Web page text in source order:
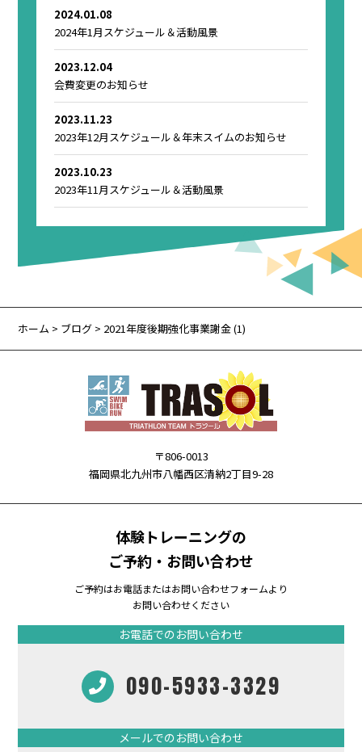
2024.01.08
2024年1月スケジュール＆活動風景
2023.12.04
会費変更のお知らせ
2023.11.23
2023年12月スケジュール＆年末スイムのお知らせ
2023.10.23
2023年11月スケジュール＆活動風景
ホーム > ブログ > 2021年度後期強化事業謝金 (1)
〒806-0013
福岡県北九州市八幡西区清納2丁目9-28
体験トレーニングの
ご予約・お問い合わせ
ご予約はお電話またはお問い合わせフォームより
お問い合わせください
お電話でのお問い合わせ
090-5933-3329
メールでのお問い合わせ